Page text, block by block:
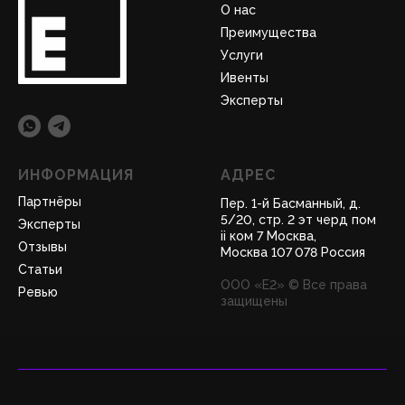
О нас
Преимущества
Услуги
Ивенты
Эксперты
ИНФОРМАЦИЯ
Партнёры
Эксперты
Отзывы
Статьи
Ревью
АДРЕС
Пер. 1-й Басманный, д.
5/20, стр. 2 эт черд пом
ii ком 7 Москва,
Москва 107 078 Россия
ООО «Е2» © Все права
защищены